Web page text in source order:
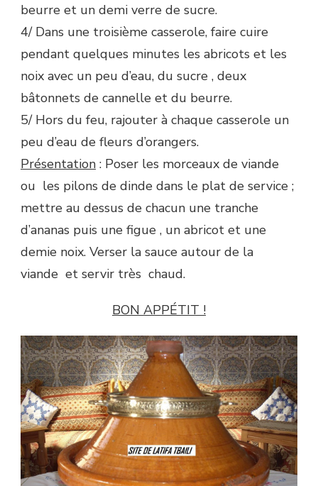
beurre et un demi verre de sucre.
4/ Dans une troisième casserole, faire cuire
pendant quelques minutes les abricots et les
noix avec un peu d’eau, du sucre , deux
bâtonnets de cannelle et du beurre.
5/ Hors du feu, rajouter à chaque casserole un
peu d’eau de fleurs d’orangers.
Présentation : Poser les morceaux de viande
ou les pilons de dinde dans le plat de service ;
mettre au dessus de chacun une tranche
d’ananas puis une figue , un abricot et une
demie noix. Verser la sauce autour de la
viande et servir très chaud.
BON APPÉTIT !